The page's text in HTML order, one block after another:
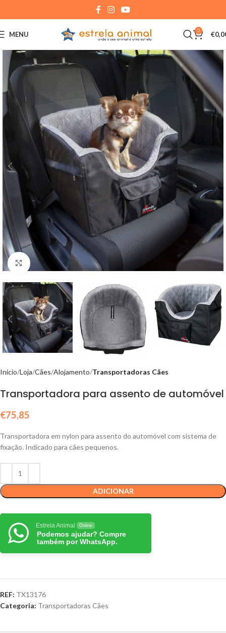
MENU 0 €
Click to enlarge
Início Loja Cães Alojamento Transportadoras Cães
Transportadora para assento de automóvel
€75,85
Transportadora em nylon para assento do automóvel com sistema de
fixação. Indicado para cães pequenos.
ADICIONAR
Estrela Animal Online
Podemos ajudar? Compre
também por WhatsApp.
REF: TX13176
Categoria: Transportadoras Cães